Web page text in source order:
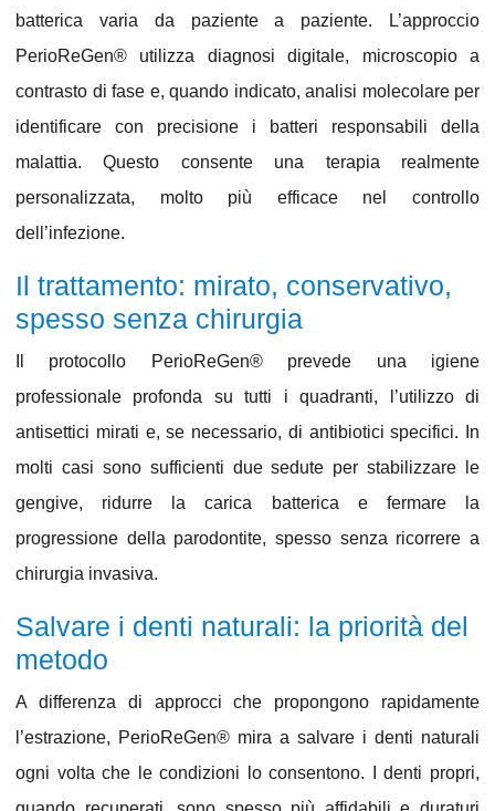
batterica varia da paziente a paziente. L’approccio
PerioReGen® utilizza diagnosi digitale, microscopio a
contrasto di fase e, quando indicato, analisi molecolareper
identificare con precisione i batteri responsabili della
malattia. Questo consente una terapia realmente
personalizzata, molto più efficace nel controllo
dell’infezione.
Il trattamento: mirato, conservativo,
spesso senza chirurgia
Il protocollo PerioReGen®prevede una igiene
professionale profonda su tutti i quadranti, l’utilizzo di
antisettici mirati e, se necessario, di antibiotici specifici. In
molti casi sono sufficienti due sedute per stabilizzare le
gengive, ridurre la carica batterica e fermare la
progressione della parodontite, spesso senza ricorrere a
chirurgia invasiva.
Salvare i denti naturali: la priorità del
metodo
A differenza di approcci che propongono rapidamente
l’estrazione, PerioReGen® mira a salvare i denti naturali
ogni volta che le condizioni lo consentono. I denti propri,